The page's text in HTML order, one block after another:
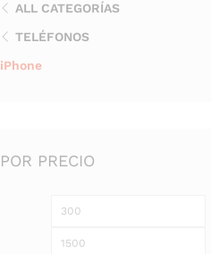
ALL CATEGORÍAS
TELÉFONOS
iPhone
POR PRECIO